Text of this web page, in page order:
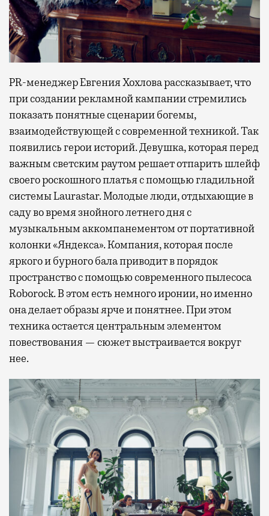
PR-менеджер Евгения Хохлова рассказывает, что
при создании рекламной кампании стремились
показать понятные сценарии богемы,
взаимодействующей с современной техникой. Так
появились герои историй. Девушка, которая перед
важным светским раутом решает отпарить шлейф
своего роскошного платья с помощью гладильной
системы Laurastar. Молодые люди, отдыхающие в
саду во время знойного летнего дня с
музыкальным аккомпанементом от портативной
колонки «Яндекса». Компания, которая после
яркого и бурного бала приводит в порядок
пространство с помощью современного пылесоса
Roborock. В этом есть немного иронии, но именно
она делает образы ярче и понятнее. При этом
техника остается центральным элементом
повествования — сюжет выстраивается вокруг
нее.